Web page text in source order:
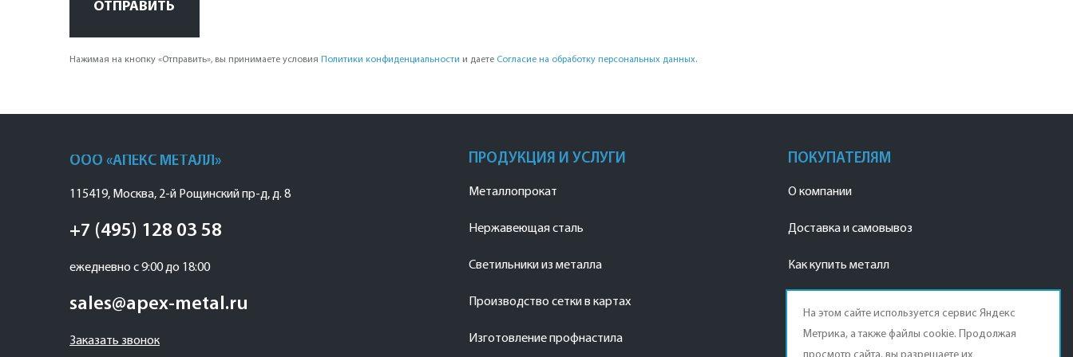
ОТПРАВИТЬ
Нажимая на кнопку «Отправить», вы принимаете условия Политики конфиденциальности и даете Согласие на обработку персональных данных.
ООО «АПЕКС МЕТАЛЛ»
115419, Москва, 2-й Рощинский пр-д, д. 8
+7 (495) 128 03 58
ежедневно с 9:00 до 18:00
sales@apex-metal.ru
Заказать звонок
ПРОДУКЦИЯ И УСЛУГИ
Металлопрокат
Нержавеющая сталь
Светильники из металла
Производство сетки в картах
Изготовление профнастила
ПОКУПАТЕЛЯМ
О компании
Доставка и самовывоз
Как купить металл
Договор продажи
На этом сайте используется сервис Яндекс
Метрика, а также файлы cookie. Продолжая